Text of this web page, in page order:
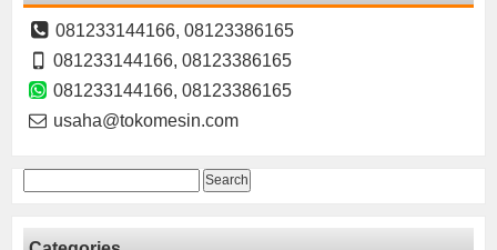
081233144166, 08123386165
081233144166, 08123386165
081233144166, 08123386165
usaha@tokomesin.com
for: